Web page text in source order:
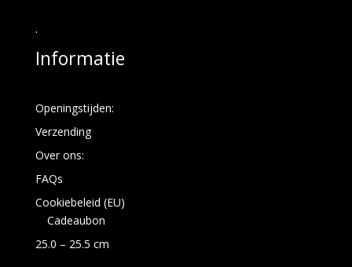
.
Informatie
Openingstijden:
Verzending
Over ons:
FAQs
Cookiebeleid (EU)
Cadeaubon
25.0 – 25.5 cm